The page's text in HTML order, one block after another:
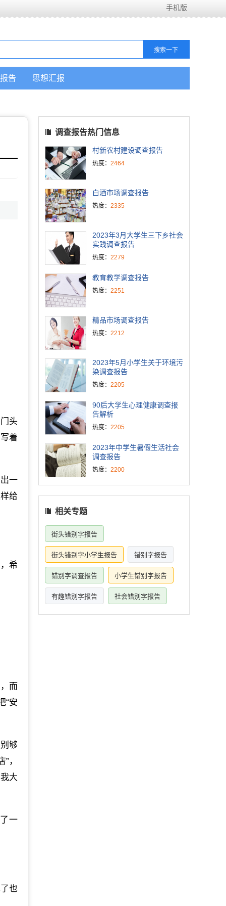
手机版
告 思想汇报
头
着
一
给
希
而
“安
够
，
大
一
也
调查报告热门信息
村新农村建设调查报告
热度： 2464
白酒市场调查报告
热度： 2335
2023年3月大学生三下乡社会
实践调查报告
热度： 2279
教育教学调查报告
热度： 2251
精品市场调查报告
热度： 2212
2023年5月小学生关于环境污
染调查报告
热度： 2205
90后大学生心理健康调查报
告解析
热度： 2205
2023年中学生暑假生活社会
调查报告
热度： 2200
相关专题
街头错别字报告
街头错别字小学生报告 错别字报告
错别字调查报告 小学生错别字报告
有趣错别字报告 社会错别字报告